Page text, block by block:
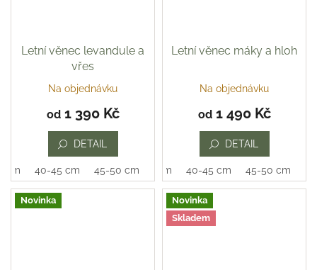
Letní věnec levandule a
vřes
Na objednávku
od1 390 Kč
DETAIL
cm 40-45 cm 45-50 cm
Letní věnec máky a hloh
Na objednávku
od1 490 Kč
DETAIL
35-40 cm 40-45 cm 45-50 cm
Novinka
Novinka
Skladem